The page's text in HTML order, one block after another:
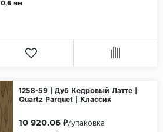
0,6 мм
1258-59 | Дуб Кедровый Латте |
Quartz Parquet | Классик
10 920.06 ₽/упаковка